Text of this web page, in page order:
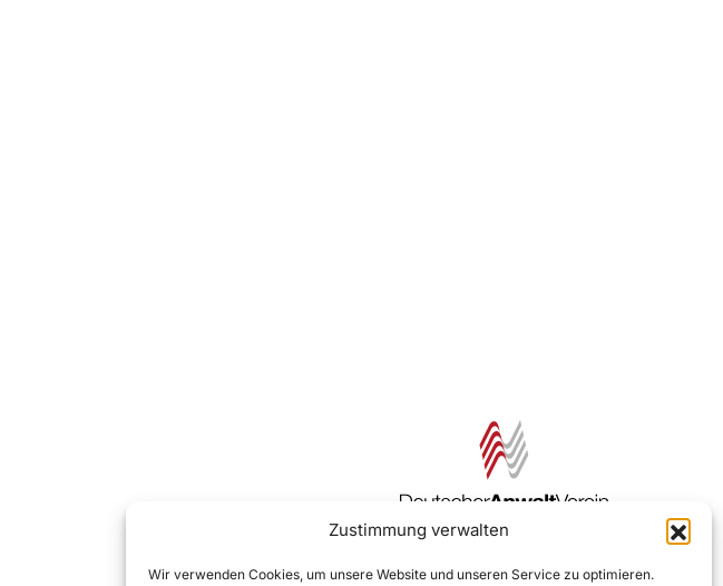
Zustimmung verwalten
Wir verwenden Cookies, um unsere Website und unseren Service zu optimieren.
Zur DAV Webseite